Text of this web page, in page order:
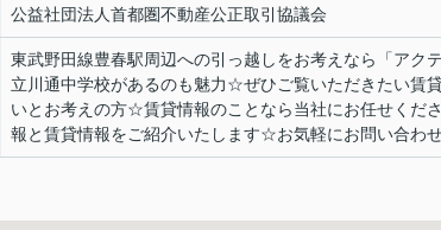
公益社団法人首都圏不動産公正取引協議会
東武野田線豊春駅周辺への引っ越しをお考えなら「ア
立川通中学校があるのも魅力☆ぜひご覧いただきたい賃
いとお考えの方☆賃貸情報のことなら当社にお任せくだ
報と賃貸情報をご紹介いたします☆お気軽にお問い合わ